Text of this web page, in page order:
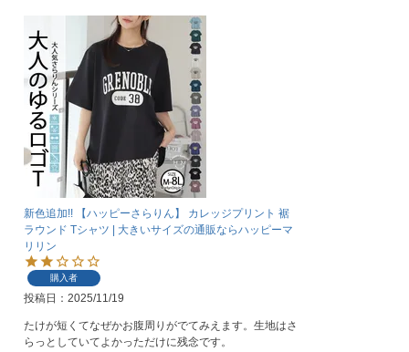
新色追加!! 【ハッピーさらりん】 カレッジプリント 裾
ラウンド Tシャツ | 大きいサイズの通販ならハッピーマ
リリン
購入者
投稿日 2025/11/19
たけが短くてなぜかお腹周りがでてみえます。生地はさ
らっとしていてよかっただけに残念です。